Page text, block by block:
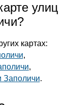
улиц
картах:
,
,
Заполичи.